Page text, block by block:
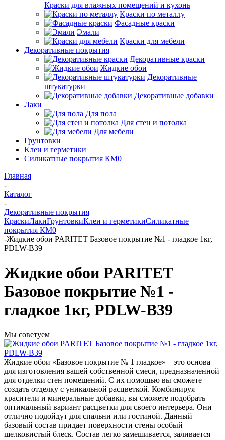
Краски для влажных помещений и кухонь
Краски по металлу
Фасадные краски
Эмали
Краски для мебели
Декоративные покрытия
Декоративные краски
Жидкие обои
Декоративные
штукатурки
Декоративные добавки
Лаки
Для пола
Для стен и потолка
Для мебели
Грунтовки
Клеи и герметики
Силикатные покрытия КМ0
Главная
-
Каталог
-
Декоративные покрытия
КраскиЛакиГрунтовкиКлеи и герметикиСиликатные
покрытия КМ0
-Жидкие обои PARITET Базовое покрытие №1 - гладкое 1кг,
PDLW-B39
Жидкие обои PARITET
Базовое покрытие №1 -
гладкое 1кг, PDLW-B39
Мы советуем
Жидкие обои «Базовое покрытие № 1 гладкое» – это основа
для изготовления вашей собственной смеси, предназначенной
для отделки стен помещений. С их помощью вы сможете
создать отделку с уникальной расцветкой. Комбинируя
красители и минеральные добавки, вы сможете подобрать
оптимальный вариант расцветки для своего интерьера. Они
отлично подойдут для спальни или гостиной. Данный
базовый состав придает поверхности стены особый
шелковистый блеск. Состав легко замешивается, заливается